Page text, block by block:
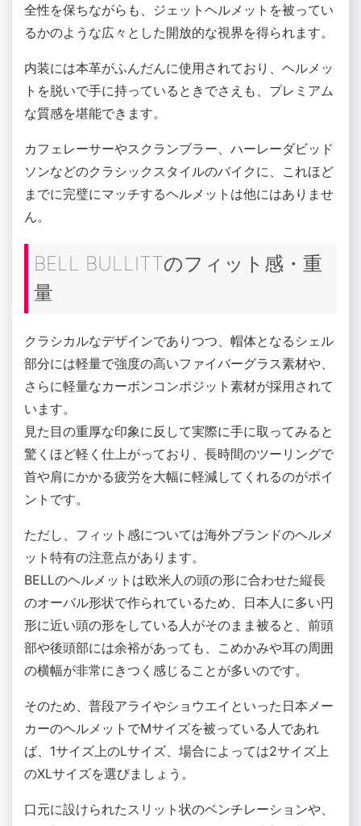
全性を保ちながらも、ジェットヘルメットを被ってい
るかのような広々とした開放的な視界を得られます。
内装には本革がふんだんに使用されており、ヘルメッ
トを脱いで手に持っているときでさえも、プレミアム
な質感を堪能できます。
カフェレーサーやスクランブラー、ハーレーダビッド
ソンなどのクラシックスタイルのバイクに、これほど
までに完璧にマッチするヘルメットは他にはありませ
ん。
BELL BULLITTのフィット感・重
量
クラシカルなデザインでありつつ、帽体となるシェル
部分には軽量で強度の高いファイバーグラス素材や、
さらに軽量なカーボンコンポジット素材が採用されて
います。
見た目の重厚な印象に反して実際に手に取ってみると
驚くほど軽く仕上がっており、長時間のツーリングで
首や肩にかかる疲労を大幅に軽減してくれるのがポイ
ントです。
ただし、フィット感については海外ブランドのヘルメ
ット特有の注意点があります。
BELLのヘルメットは欧米人の頭の形に合わせた縦長
のオーバル形状で作られているため、日本人に多い円
形に近い頭の形をしている人がそのまま被ると、前頭
部や後頭部には余裕があっても、こめかみや耳の周囲
の横幅が非常にきつく感じることが多いのです。
そのため、普段アライやショウエイといった日本メー
カーのヘルメットでMサイズを被っている人であれ
ば、1サイズ上のLサイズ、場合によっては2サイズ上
のXLサイズを選びましょう。
口元に設けられたスリット状のベンチレーションや、